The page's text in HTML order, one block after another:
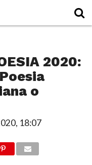
2020:
o
18:07